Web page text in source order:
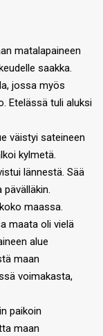
matalapaineen
saakka.
jossa myös
Etelässä tuli aluksi
väistyi sateineen
kylmetä.
lännestä. Sää
maassa.
maata oli vielä
alue
maan
voimakasta,
paikoin
maan